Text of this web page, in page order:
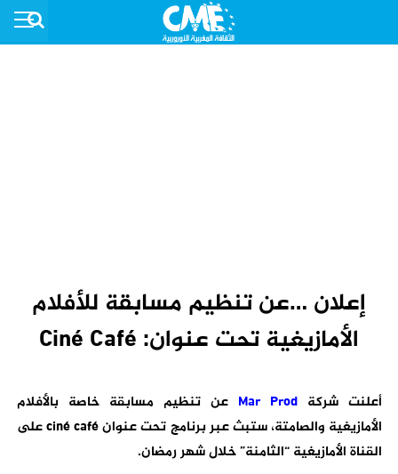
إعلان …عن تنظيم مسابقة للأفلام
الأمازيغية تحت عنوان: Ciné Café
أعلنت شركةMar Prod عن تنظيم مسابقة خاصة بالأفلام
الأمازيغية والصامتة، ستبث عبر برنامج تحت عنوان ciné café على
القناة الأمازيغية “الثامنة” خلال شهر رمضان.